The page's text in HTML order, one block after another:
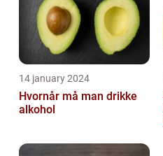
14 january 2024
Hvornår må man drikke
alkohol